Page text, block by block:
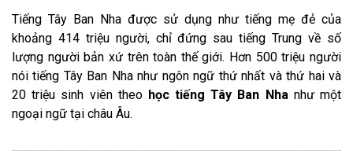
Tiếng Tây Ban Nha được sử dụng như tiếng mẹ đẻ của
khoảng 414 triệu người, chỉ đứng sau tiếng Trung về số
lượng người bản xứ trên toàn thế giới. Hơn 500 triệu người
nói tiếng Tây Ban Nha như ngôn ngữ thứ nhất và thứ hai và
20 triệu sinh viên theo học tiếng Tây Ban Nha như một
ngoại ngữ tại châu Âu.